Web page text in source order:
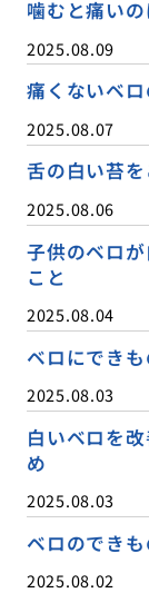
噛むと痛い
2025.08.09
痛くないベ
2025.08.07
舌の白い苔
2025.08.06
子供のベロ
こと
2025.08.04
ベロにでき
2025.08.03
白いベロを
め
2025.08.03
ベロのでき
2025.08.02